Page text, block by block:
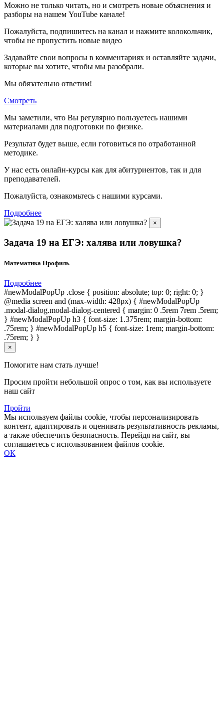
Можно не только читать, но и смотреть новые объяснения и
разборы на нашем YouTube канале!
Пожалуйста, подпишитесь на канал и нажмите колокольчик,
чтобы не пропустить новые видео
Задавайте свои вопросы в комментариях и оставляйте задачи,
которые вы хотите, чтобы мы разобрали.
Мы обязательно ответим!
Смотреть
Мы заметили, что Вы регулярно пользуетесь нашими
материалами для подготовки по физике.
Результат будет выше, если готовиться по отработанной
методике.
У нас есть онлайн-курсы как для абитуриентов, так и для
преподавателей.
Пожалуйста, ознакомьтесь с нашими курсами.
Подробнее
×
Задача 19 на ЕГЭ: халява или ловушка?
Математика Профиль
Подробнее
#newModalPopUp .close { position: absolute; top: 0; right: 0; }
@media screen and (max-width: 428px) { #newModalPopUp
.modal-dialog.modal-dialog-centered { margin: 0 .5rem 7rem .5rem;
} #newModalPopUp h3 { font-size: 1.375rem; margin-bottom:
.75rem; } #newModalPopUp h5 { font-size: 1rem; margin-bottom:
.75rem; } }
×
Помогите нам стать лучше!
Просим пройти небольшой опрос о том, как вы используете
наш сайт
Пройти
Мы используем файлы cookie, чтобы персонализировать
контент, адаптировать и оценивать результативность рекламы,
а также обеспечить безопасность. Перейдя на сайт, вы
соглашаетесь с использованием файлов cookie.
ОК